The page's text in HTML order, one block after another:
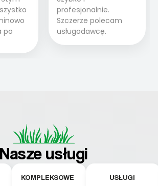
po
profesjonalnie.
Szczerze polecam
usługodawcę.
Nasze usługi
KOMPLEKSOWE USŁUGI